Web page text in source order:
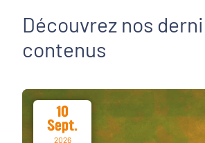
Découvrez nos
contenus
10
Sept.
2026